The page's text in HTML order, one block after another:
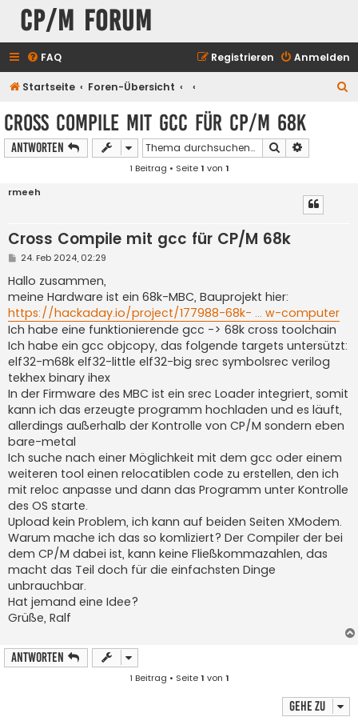
CP/M Forum
FAQ Anmelden
Registrieren
Startseite Foren-Übersicht
Cross Compile mit gcc für CP/M 68k
Antworten Suche
1 Beitrag • Seite1 von 1
rmeeh
Cross Compile mit gcc für CP/M 68k
B
i
t
r
a
g
24. Feb 2024, 02:29
Hallo zusammen,
meine Hardware ist ein 68k-MBC, Bauprojekt hier:
https://hackaday.io/project/177988-68k- ... w-computer
Ich habe eine funktionierende gcc -> 68k cross toolchain
Ich habe ein gcc objcopy, das folgende targets untersützt:
elf32-m68k elf32-little elf32-big srec symbolsrec verilog
tekhex binary ihex
In der Firmware des MBC ist ein srec Loader integriert, somit
kann ich das erzeugte programm hochladen und es läuft,
allerdings außerhalb der Kontrolle von CP/M sondern eben
bare-metal
Ich suche nach einer Möglichkeit mit dem gcc oder einem
weiteren tool einen relocatiblen code zu erstellen, den ich
mit reloc anpasse und dann das Programm unter Kontrolle
des OS starte.
Upload kein Problem, ich kann auf beiden Seiten XModem.
Warum mache ich das so komliziert? Der Compiler der bei
dem CP/M dabei ist, kann keine Fließkommazahlen, das
macht das Teil doch für die einfachsten Dinge
unbrauchbar.
Hat jemand eine Idee?
Grüße, Ralf
Antworten
1 Beitrag • Seite1 von 1
Gehe zu